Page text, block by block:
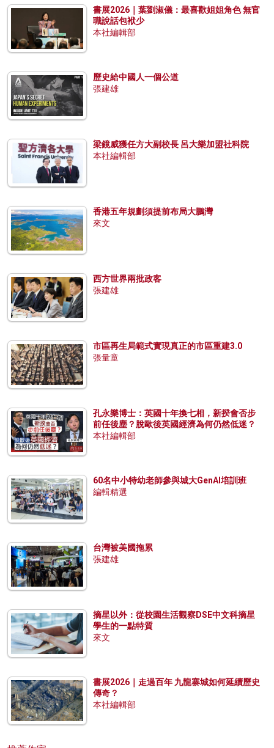
書展2026｜葉劉淑儀：最喜歡姐姐角色 無官
職說話包袱少
本社編輯部
歷史給中國人一個公道
張建雄
梁鏡威獲任方大副校長 呂大樂加盟社科院
本社編輯部
香港五年規劃須提前布局大鵬灣
來文
西方世界兩批政客
張建雄
市區再生局範式實現真正的市區重建3.0
張量童
孔永樂博士：英國十年換七相，新揆會否步
前任後塵？脫歐後英國經濟為何仍然低迷？
本社編輯部
60名中小特幼老師參與城大GenAI培訓班
編輯精選
台灣被美國拖累
張建雄
摘星以外：從校園生活觀察DSE中文科摘星
學生的一點特質
來文
書展2026｜走過百年 九龍寨城如何延續歷史
傳奇？
本社編輯部